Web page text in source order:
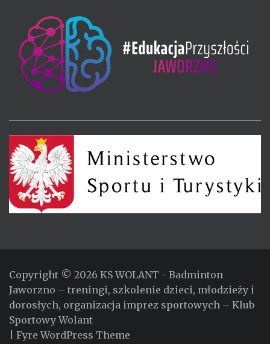
Copyright © 2026 KS WOLANT - Badminton
Jaworzno – treningi, szkolenie dzieci, młodzieży i
dorosłych, organizacja imprez sportowych – Klub
Sportowy Wolant
Fyre WordPress Theme